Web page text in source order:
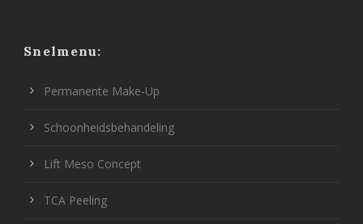
Snelmenu:
Permanente Make-Up
Schoonheidsbehandeling
Lift Meso Concept
TCA Peeling